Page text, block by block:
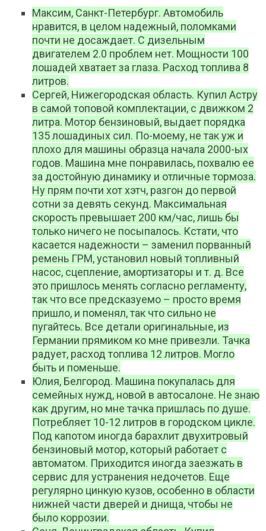
Максим, Санкт-Петербург. Автомобиль
нравится, в целом надежный, поломками
почти не досаждает. С дизельным
двигателем 2.0 проблем нет. Мощности 100
лошадей хватает за глаза. Расход топлива 8
литров.
Сергей, Нижегородская область. Купил Астру
в самой топовой комплектации, с движком 2
литра. Мотор бензиновый, выдает порядка
135 лошадиных сил. По-моему, не так уж и
плохо для машины образца начала 2000-ых
годов. Машина мне понравилась, похвалю ее
за достойную динамику и отличные тормоза.
Ну прям почти хот хэтч, разгон до первой
сотни за девять секунд. Максимальная
скорость превышает 200 км/час, лишь бы
только ничего не посыпалось. Кстати, что
касается надежности – заменил порванный
ремень ГРМ, установил новый топливный
насос, сцепление, амортизаторы и т. д. Все
это пришлось менять согласно регламенту,
так что все предсказуемо – просто время
пришло, и поменял, так что сильно не
пугайтесь. Все детали оригинальные, из
Германии прямиком ко мне привезли. Тачка
радует, расход топлива 12 литров. Могло
быть и поменьше.
Юлия, Белгород. Машина покупалась для
семейных нужд, новой в автосалоне. Не знаю
как другим, но мне тачка пришлась по душе.
Потребляет 10-12 литров в городском цикле.
Под капотом иногда барахлит двухитровый
бензиновый мотор, который работает с
автоматом. Приходится иногда заезжать в
сервис для устранения недочетов. Еще
регулярно цинкую кузов, особенно в области
нижней части дверей и днища, чтобы не
было коррозии.